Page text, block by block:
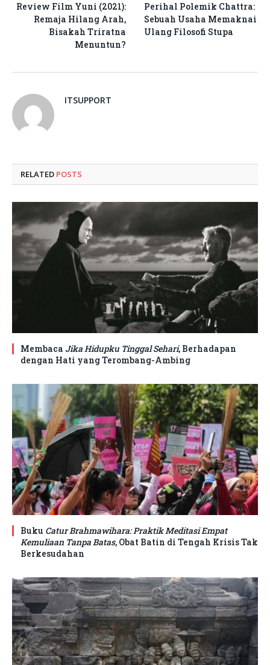
Review Film Yuni (2021):
Remaja Hilang Arah,
Bisakah Triratna
Menuntun?
Perihal Polemik Chattra:
Sebuah Usaha Memaknai
Ulang Filosofi Stupa
ITSUPPORT
RELATED POSTS
Membaca Jika Hidupku Tinggal Sehari, Berhadapan
dengan Hati yang Terombang-Ambing
Buku Catur Brahmawihara: Praktik Meditasi Empat
Kemuliaan Tanpa Batas, Obat Batin di Tengah Krisis Tak
Berkesudahan